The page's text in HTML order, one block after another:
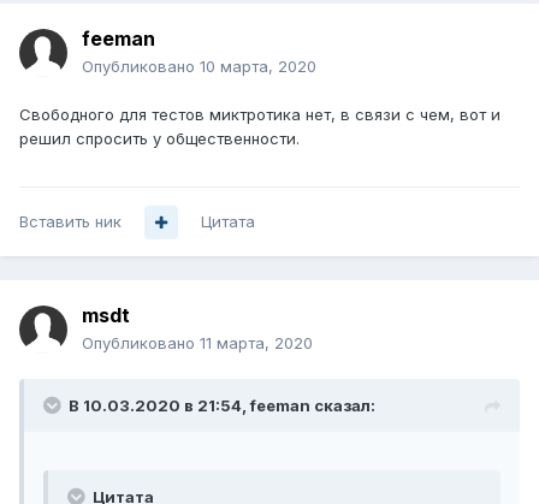
feeman
Опубликовано 10 марта, 2020
Свободного для тестов миктротика нет, в связи с чем, вот и
решил спросить у общественности.
Вставить ник Цитата
msdt
Опубликовано 11 марта, 2020
В 10.03.2020 в 21:54,feeman сказал:
Цитата